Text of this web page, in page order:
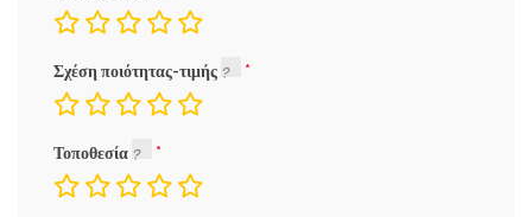
Σχέση ποιότητας-τιμής
Τοποθεσία